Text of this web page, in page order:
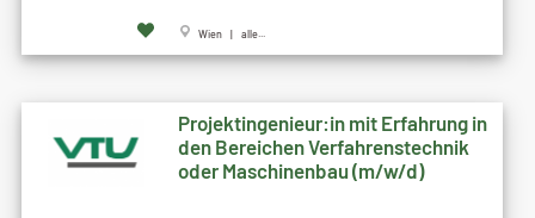
Wien | alle...
Projektingenieur:in mit Erfahrung in
den Bereichen Verfahrenstechnik
oder Maschinenbau (m/w/d)